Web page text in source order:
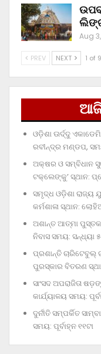
Aug
PREV NEXT 1 of
ଓଡ଼ିଶା ଊର୍ଦ୍ଦୁ
ରବୀନ୍ଦ୍ର ମଣ୍ଡପ,
ଅକ୍ଷର ଓ ସମ୍ବିଧାନ
ଟକ୍‌ଲେଙ୍କୁ’ ସ୍ଥାନ:
ସମୃଦ୍ଧ ଓଡ଼ିଶା ରାଜ୍ୟ
କର୍ମଶାଳା ସ୍ଥାନ:
ଅଶାନ୍ତ ଆତ୍ମା ପୁସ୍ତକ
ନିବାସ ସମୟ: ସନ୍ଧ୍ୟା
ପ୍ରଶାନ୍ତି
ପୁରସ୍କାର ବିତରଣ
ସାଂସଦ ଅପରାଜିତା
କାର୍ଯ୍ୟାଳୟ ସମୟ:
ଦୁର୍ନୀତି ସମ୍ପର୍କିତ
ସମୟ: ପୂର୍ବାହ୍ନ ୧୧ଟା